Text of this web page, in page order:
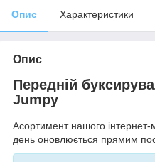
Опис Характеристики
Опис
Передній
Jumpy
Асортимент нашого
день оновлюється прямим